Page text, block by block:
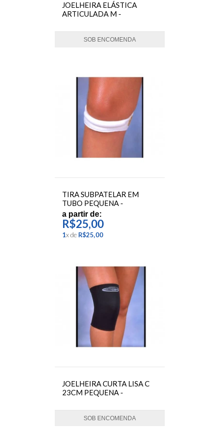
JOELHEIRA ELÁSTICA
ARTICULADA M -
SOB ENCOMENDA
TIRA SUBPATELAR EM
TUBO PEQUENA -
ORTOCENTER
a partir de:
R$25,00
1xde R$25,00
JOELHEIRA CURTA LISA C
23CM PEQUENA -
SOB ENCOMENDA